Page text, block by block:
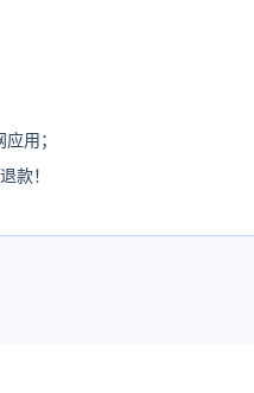
用；
款！